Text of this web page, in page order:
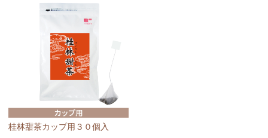
桂林甜茶カップ用３０個入